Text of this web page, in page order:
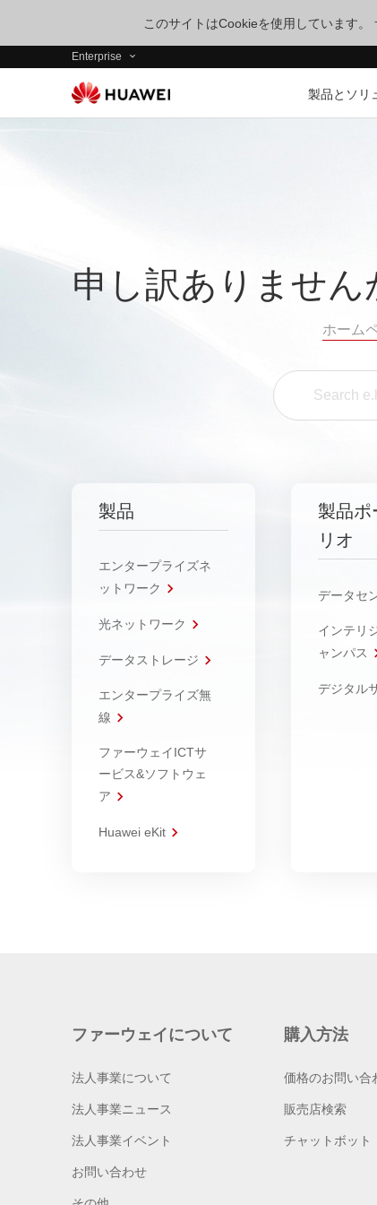
このサイトはCookieを使用しています
Enterprise
製品とソリ
申し訳ありません
ホーム
製品
エンタープライズネ
ットワーク
光ネットワーク
データストレージ
エンタープライズ無
線
ファーウェイICTサ
ービス&ソフトウェ
ア
Huawei eKit
製品ポ
リオ
データセ
インテリ
ャンパス
デジタル
ファーウェイについて
法人事業について
法人事業ニュース
法人事業イベント
お問い合わせ
購入方法
価格のお問い合
販売店検索
チャットボット